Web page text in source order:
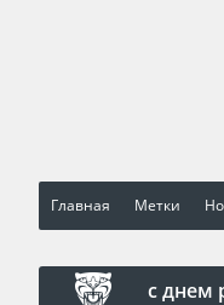
Главная Метки
с днем